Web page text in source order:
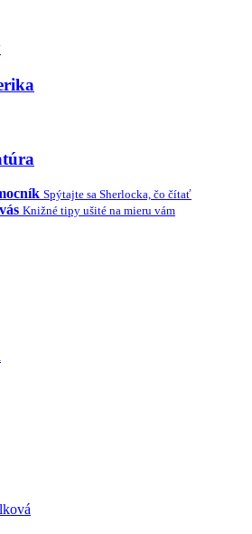
Spýtajte sa Sherlocka, čo čítať
Knižné tipy ušité na mieru vám